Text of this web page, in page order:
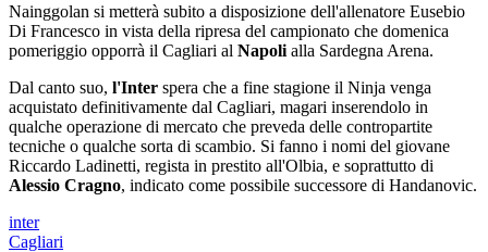
Nainggolan si metterà subito a disposizione dell'allenatore Eusebio
Di Francesco in vista della ripresa del campionato che domenica
pomeriggio opporrà il Cagliari al Napoli alla Sardegna Arena.
Dal canto suo, l'Inter spera che a fine stagione il Ninja venga
acquistato definitivamente dal Cagliari, magari inserendolo in
qualche operazione di mercato che preveda delle contropartite
tecniche o qualche sorta di scambio. Si fanno i nomi del giovane
Riccardo Ladinetti, regista in prestito all'Olbia, e soprattutto di
Alessio Cragno, indicato come possibile successore di Handanovic.
inter
Cagliari